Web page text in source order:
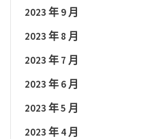
2023 年 9 月
2023 年 8 月
2023 年 7 月
2023 年 6 月
2023 年 5 月
2023 年 4 月